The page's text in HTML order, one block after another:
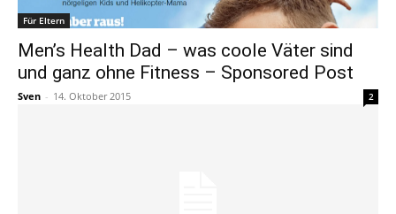
Für Eltern
Men’s Health Dad – was coole Väter sind
und ganz ohne Fitness – Sponsored Post
Sven - 14. Oktober 2015 2